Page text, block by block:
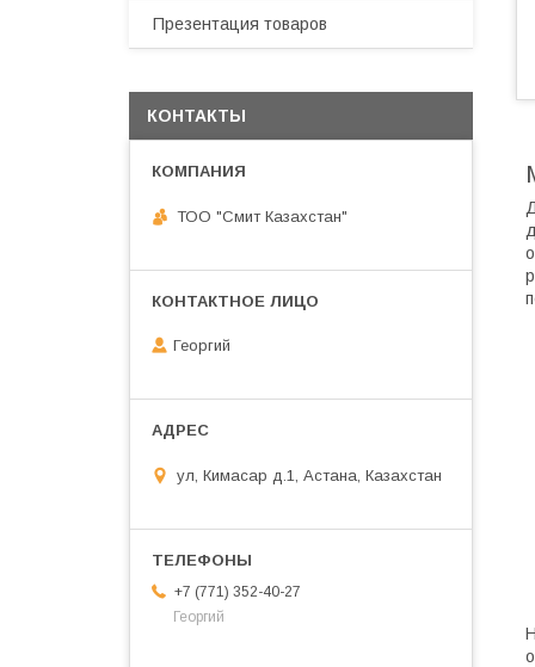
Презентация товаров
КОНТАКТЫ
ТОО "Смит Казахстан"
Георгий
ул, Кимасар д.1, Астана, Казахстан
+7 (771) 352-40-27
Георгий